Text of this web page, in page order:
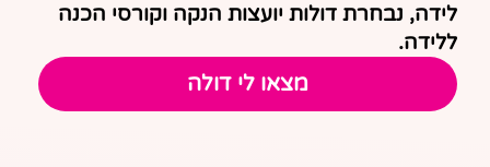
לידה, נבחרת דולות יועצות הנקה וקורסי הכנה
ללידה.
מצאו לי דולה